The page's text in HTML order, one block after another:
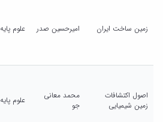
زمین ساخت ایران امیرحسین صدر علوم پایه
اصول اکتشافات
زمین شیمیایی
محمد معانی
جو
علوم پایه